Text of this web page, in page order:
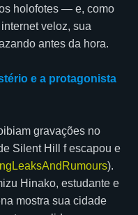
holofotes — e, como
veloz, sua
antes da hora.
e a protagonista
gravações no
Silent Hill f escapou e
).
Hinako, estudante e
mostra sua cidade